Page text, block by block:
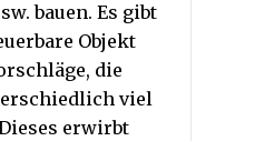
bauen. Es gibt
Objekt
die
viel
erwirbt